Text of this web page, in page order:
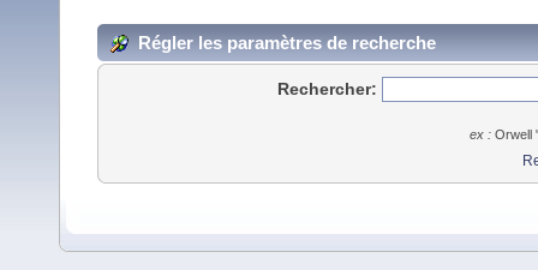
Régler les paramètres de recherche
Rechercher:
ex : Orwell